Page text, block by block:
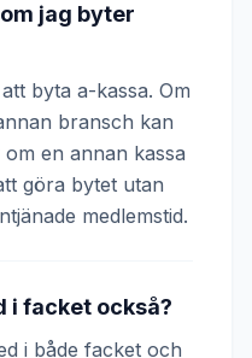
jag byter
byta a-kassa. Om
bransch kan
en annan kassa
göra bytet utan
medlemstid.
i facket också?
i både facket och